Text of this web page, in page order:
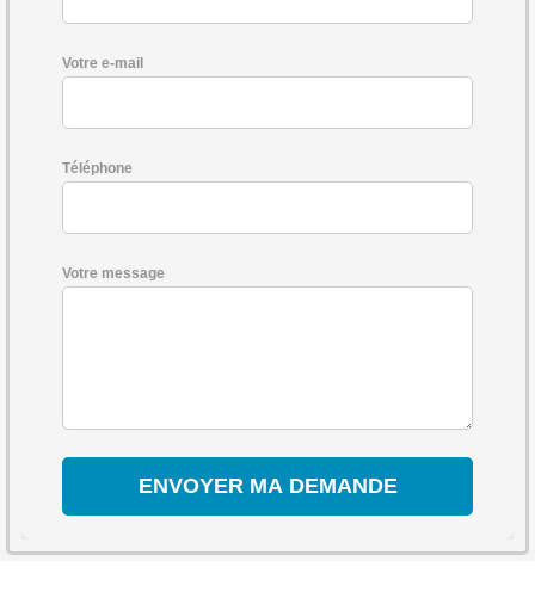
Votre e-mail
Téléphone
Votre message